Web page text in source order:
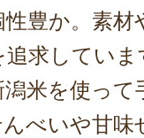
豊か。素
求してい
米を使っ
べいや甘